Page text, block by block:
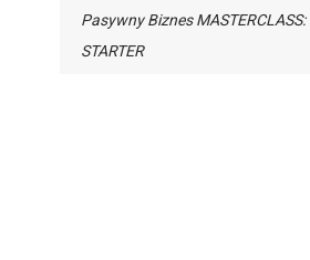
Pasywny Biznes
STARTER